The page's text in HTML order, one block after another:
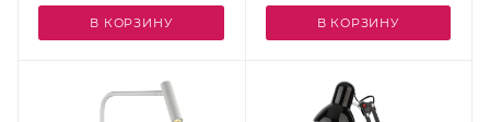
В КОРЗИНУ В КОРЗИНУ